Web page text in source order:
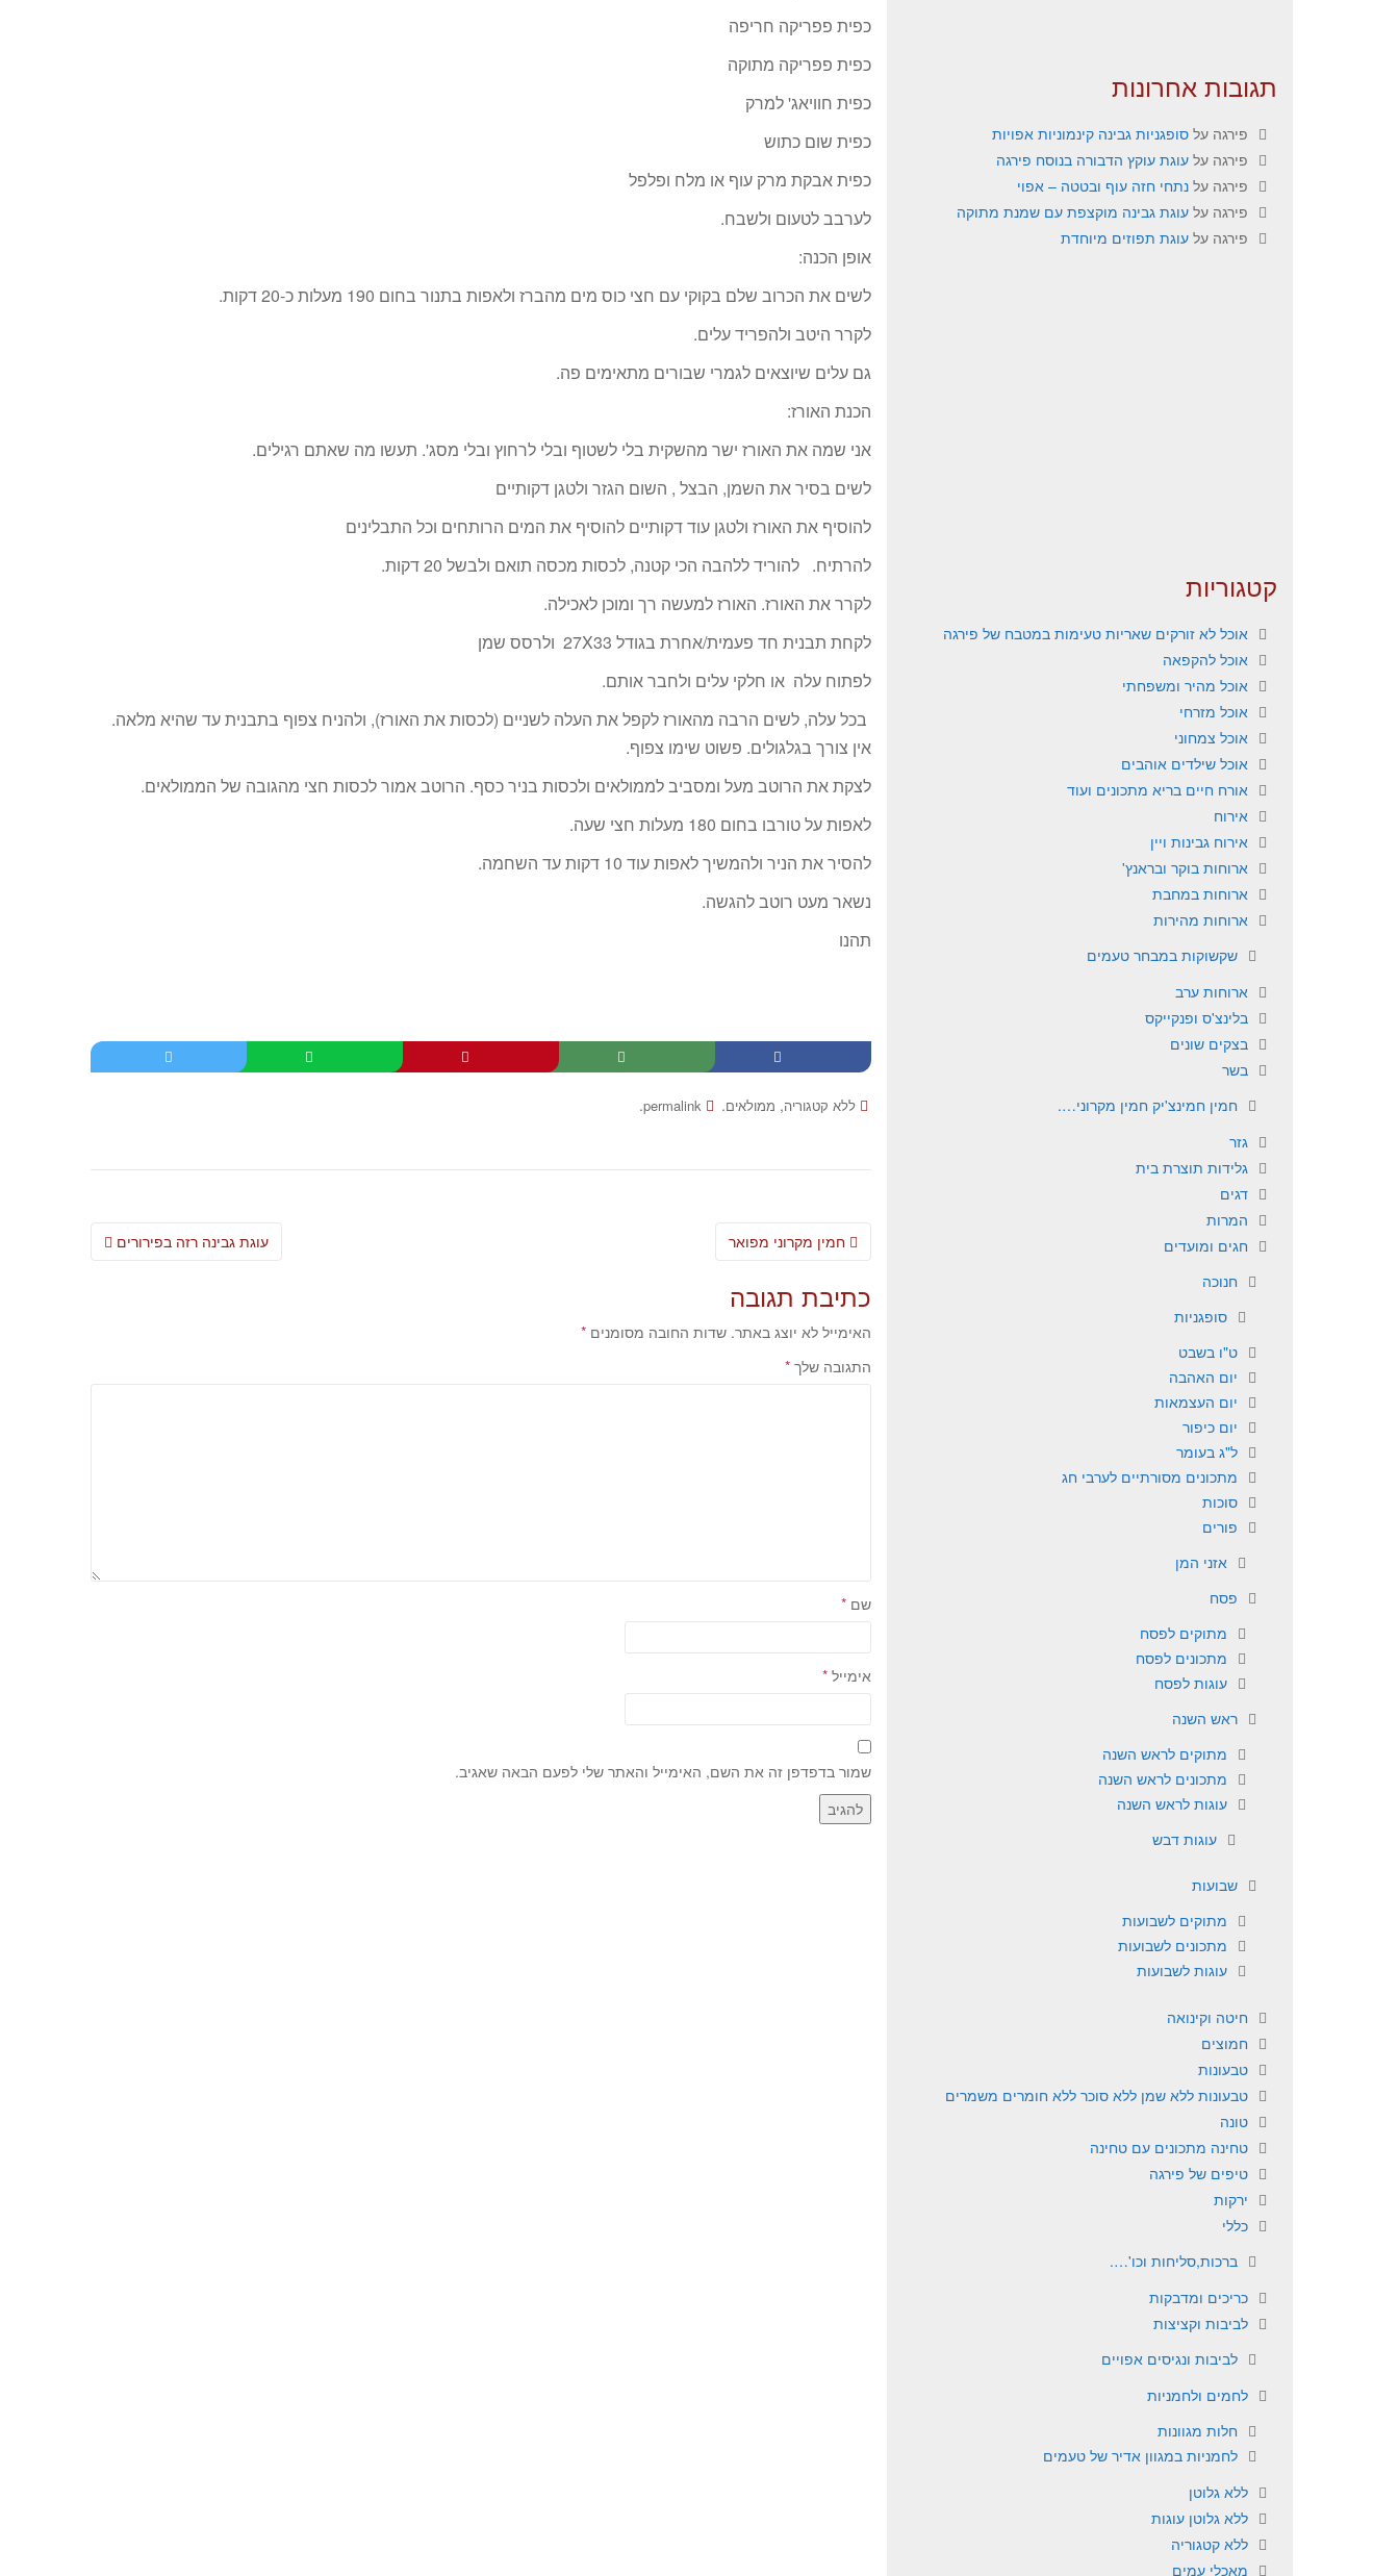
כפית פפריקה חריפה
כפית פפריקה מתוקה
כפית חוויאג' למרק
כפית שום כתוש
כפית אבקת מרק עוף או מלח ופלפל
לערבב לטעום ולשבח.
אופן הכנה:
לשים את הכרוב שלם בקוקי עם חצי כוס מים מהברז ולאפות בתנור בחום 190 מעלות כ-20 דקות.
לקרר היטב ולהפריד עלים.
גם עלים שיוצאים לגמרי שבורים מתאימים פה.
הכנת האורז:
אני שמה את האורז ישר מהשקית בלי לשטוף ובלי לרחוץ ובלי מסג'. תעשו מה שאתם רגילים.
לשים בסיר את השמן, הבצל , השום הגזר ולטגן דקותיים
להוסיף את האורז ולטגן עוד דקותיים להוסיף את המים הרותחים וכל התבלינים
להרתיח. להוריד ללהבה הכי קטנה, לכסות מכסה תואם ולבשל 20 דקות.
לקרר את האורז. האורז למעשה רך ומוכן לאכילה.
לקחת תבנית חד פעמית/אחרת בגודל 27X33 ולרסס שמן
לפתוח עלה או חלקי עלים ולחבר אותם.
בכל עלה, לשים הרבה מהאורז לקפל את העלה לשניים (לכסות את האורז), ולהניח צפוף בתבנית עד שהיא מלאה.
אין צורך בגלגולים. פשוט שימו צפוף.
לצקת את הרוטב מעל ומסביב לממולאים ולכסות בניר כסף. הרוטב אמור לכסות חצי מהגובה של הממולאים.
לאפות על טורבו בחום 180 מעלות חצי שעה.
להסיר את הניר ולהמשיך לאפות עוד 10 דקות עד השחמה.
נשאר מעט רוטב להגשה.
תהנו
ללא קטגוריה, ממולאים.
permalink
.
Post
עוגת גבינה רזה בפירורים
כתיבת תגובה
האימייל לא יוצג באתר. שדות החובה מסומנים *
התגובה שלך *
שם *
אימייל *
שמור בדפדפן זה את השם, האימייל והאתר שלי לפעם הבאה שאגיב.
תגובות אחרונות
פירגה על סופגניות גבינה קינמוניות אפויות
פירגה על עוגת עוקץ הדבורה בנוסח פירגה
פירגה על נתחי חזה עוף ובטטה – אפוי
פירגה על עוגת גבינה מוקצפת עם שמנת מתוקה
פירגה על עוגת תפוזים מיוחדת
קטגוריות
אוכל לא זורקים שאריות טעימות במטבח של פירגה
אוכל להקפאה
אוכל מהיר ומשפחתי
אוכל מזרחי
אוכל צמחוני
אוכל שילדים אוהבים
אורח חיים בריא מתכונים ועוד
אירוח
אירוח גבינות ויין
ארוחות בוקר ובראנץ'
ארוחות במחבת
ארוחות מהירות
שקשוקות במבחר טעמים
ארוחות ערב
בלינצ'ס ופנקייקס
בצקים שונים
בשר
חמין חמינצ'יק חמין מקרוני….
גזר
גלידות תוצרת בית
דגים
המרות
חגים ומועדים
חנוכה
סופגניות
ט"ו בשבט
יום האהבה
יום העצמאות
יום כיפור
ל"ג בעומר
מתכונים מסורתיים לערבי חג
סוכות
פורים
אזני המן
פסח
מתוקים לפסח
מתכונים לפסח
עוגות לפסח
ראש השנה
מתוקים לראש השנה
מתכונים לראש השנה
עוגות לראש השנה
עוגות דבש
שבועות
מתוקים לשבועות
מתכונים לשבועות
עוגות לשבועות
חיטה וקינואה
חמוצים
טבעונות
טבעונות ללא שמן ללא סוכר ללא חומרים משמרים
טונה
טחינה מתכונים עם טחינה
טיפים של פירגה
ירקות
כללי
ברכות,סליחות וכו'….
כריכים ומדבקות
לביבות וקציצות
לביבות ונגיסים אפויים
לחמים ולחמניות
חלות מגוונות
לחמניות במגוון אדיר של טעמים
ללא גלוטן
ללא גלוטן עוגות
ללא קטגוריה
מאכלי עמים